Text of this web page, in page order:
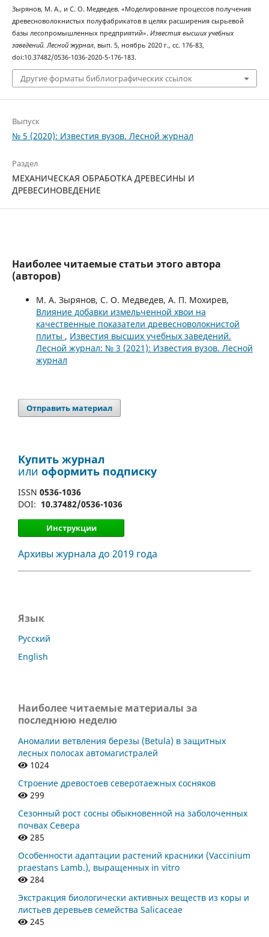
Зырянов, М. А., и С. О. Медведев. «Моделирование процессов получения
древесноволокнистых полуфабрикатов в целях расширения сырьевой
базы лесопромышленных предприятий». Известия высших учебных
заведений. Лесной журнал, вып. 5, ноябрь 2020 г., сс. 176-83,
doi:10.37482/0536-1036-2020-5-176-183.
Другие форматы библиографических ссылок
Выпуск
№ 5 (2020): Известия вузов. Лесной журнал
Раздел
МЕХАНИЧЕСКАЯ ОБРАБОТКА ДРЕВЕСИНЫ И
ДРЕВЕСИНОВЕДЕНИЕ
Наиболее читаемые статьи этого автора
(авторов)
М. А. Зырянов, С. О. Медведев, А. П. Мохирев,
Влияние добавки измельченной хвои на
качественные показатели древесноволокнистой
плиты , Известия высших учебных заведений.
Лесной журнал: № 3 (2021): Известия вузов. Лесной
журнал
Отправить материал
Купить журнал
или оформить подписку
ISSN 0536-1036
DOI: 10.37482/0536-1036
Инструкции
Архивы журнала до 2019 года
Язык
Русский
English
Наиболее читаемые материалы за
последнюю неделю
Аномалии ветвления березы (Betula) в защитных
лесных полосах автомагистралей
1024
Строение древостоев северотаежных сосняков
299
Сезонный рост сосны обыкновенной на заболоченных
почвах Севера
285
Особенности адаптации растений красники (Vaccinium
praestans Lamb.), выращенных in vitro
284
Экстракция биологически активных веществ из коры и
листьев деревьев семейства Salicaceae
245